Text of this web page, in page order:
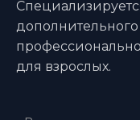
дополнительного
для взрослых.